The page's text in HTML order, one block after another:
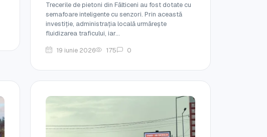
Trecerile de pietoni din Fălticeni au fost dotate cu
semafoare inteligente cu senzori. Prin această
investiție, administrația locală urmărește
fluidizarea traficului, iar...
19 iunie 2026
175 0